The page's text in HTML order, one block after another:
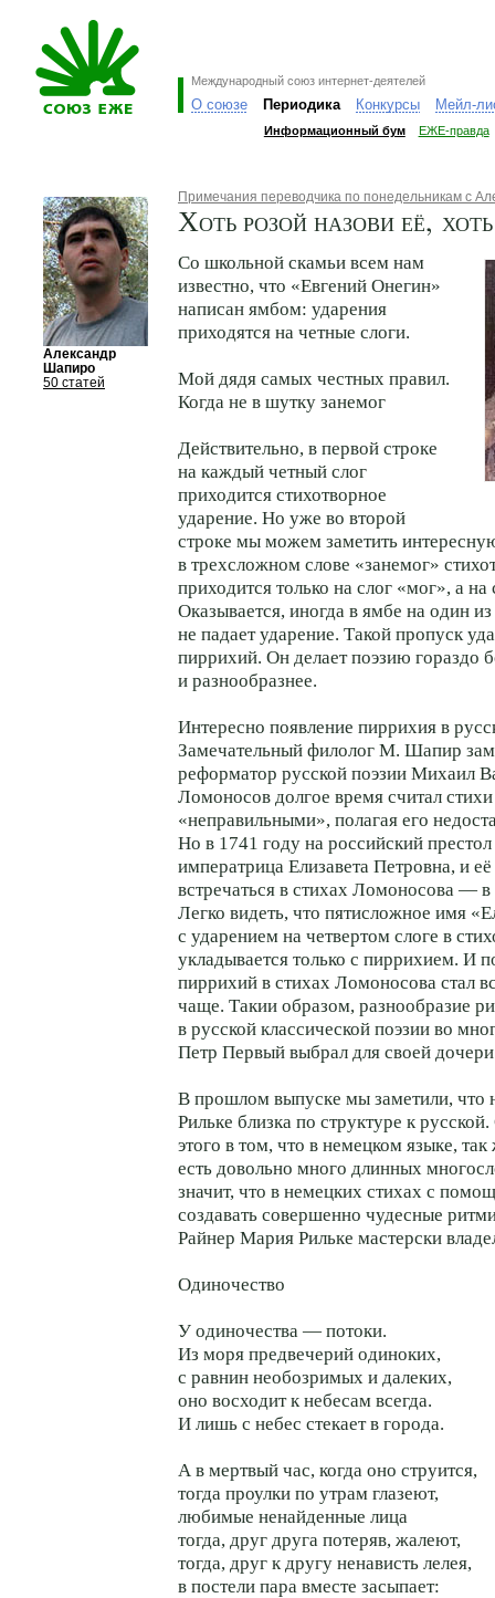
Международный союз интернет-деятелей
О союзе Периодика Конкурсы Мейл-
Информационный бум ЕЖЕ-правда
Александр
Шапиро
50 статей
Примечания переводчика по понедельникам с
Хоть розой назови её,
Со школьной скамьи всем нам
известно, что «Евгений Онегин»
написан ямбом: ударения
приходятся на четные слоги.
Мой дядя самых честных правил.
Когда не в шутку занемог
Действительно, в первой строке
на каждый четный слог
приходится стихотворное
ударение. Но уже во второй
строке мы можем заметить
в трехсложном слове «занемог»
приходится только на слог «мог», а
Оказывается, иногда в ямбе на один
не падает ударение. Такой пропуск
пиррихий. Он делает поэзию гораздо
и разнообразнее.
Интересно появление пиррихия в
Замечательный филолог М. Шапир
реформатор русской поэзии Михаил
Ломоносов долгое время считал
«неправильными», полагая его
Но в 1741 году на российский
императрица Елизавета Петровна, и
встречаться в стихах Ломоносова —
Легко видеть, что пятисложное имя
с ударением на четвертом слоге в
укладывается только с пиррихием. И
пиррихий в стихах Ломоносова стал
чаще. Такии образом, разнообразие
в русской классической поэзии во
Петр Первый выбрал для своей
В прошлом выпуске мы заметили, что
Рильке близка по структуре к
этого в том, что в немецком языке,
есть довольно много длинных
значит, что в немецких стихах с
создавать совершенно чудесные
Райнер Мария Рильке мастерски
Одиночество
У одиночества — потоки.
Из моря предвечерий одиноких,
с равнин необозримых и далеких,
оно восходит к небесам всегда.
И лишь с небес стекает в города.
А в мертвый час, когда оно струится,
тогда проулки по утрам глазеют,
любимые ненайденные лица
тогда, друг друга потеряв, жалеют,
тогда, друг к другу ненависть лелея,
в постели пара вместе засыпает: